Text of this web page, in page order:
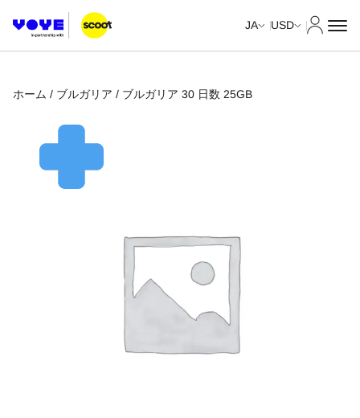
JA USD
ホーム / ブルガリア / ブルガリア 30 日数 25GB